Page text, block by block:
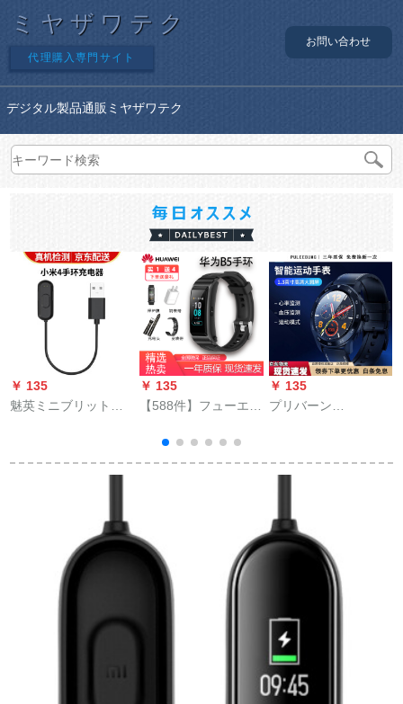
ミヤザワテク
代理購入専門サイト
お問い合わせ
デジタル製品通販ミヤザワテク
￥ 135
魅英ミニブリットラ
的で便利なNFC版4世
ミニ4充電器【NFC版
￥ 135
【588件】フューエル
ックB 5ストラックト
ラックトラックトラ
ラックトラックトラ
ックトラック2合一防
水腕時計心拍監視歩
数計科学男女通用ブ
￥ 135
プリバーン
压血酸素心电図ブロ
眠健康老人アープフ
ァーファーファーフ
ァーファーファーフ
ァーファー腕时计ブ